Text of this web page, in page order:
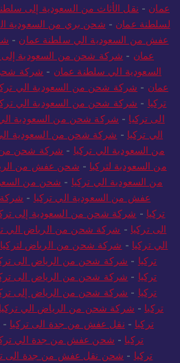
عمان - نقل الأثاث من السعودية إلى
لسلطنة عمان - شحن بري من السعودية
عفش من السعودية الي سلطنة عمان -
عمان - شركة شحن من السعودية
السعودية الي سلطنة عمان - شركة
عمان - شركة شحن من السعودية الي
تركيا - شركة شحن من السعودية الي
الى تركيا - شركة شحن من السعودية الي
الي تركيا - شركة شحن من السعودية
من السعودية الي تركيا - شركة شحن من
من السعودية لتركيا - شحن عفش من
من السعودية الي تركيا - شحن من
عفش من السعودية الي تركيا -
تركيا - شركة شحن من السعودية إلى
الى تركيا - شركة شحن من الرياض الي
الي تركيا - شركة شحن من الرياض لتركيا
تركيا - شركة شحن من الرياض الى
تركيا - شركة شحن من الرياض الى
تركيا - شركة شحن من الرياض إلى
تركيا - شركة شحن من الرياض الي تركيا
تركيا - نقل عفش من جدة الى تركيا -
تركيا - شحن عفش من جدة الي
تركيا - شحن نقل عفش من جدة الى